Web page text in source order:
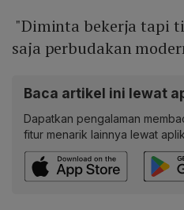
"Diminta bekerja tapi
saja perbudakan
Baca artikel ini lewat
Dapatkan pengalaman
fitur menarik lainnya lewat